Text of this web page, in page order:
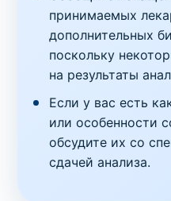
принимаемых
дополнительных
поскольку
на результаты
Если у вас есть
или особенности
обсудите их со
сдачей анализа.